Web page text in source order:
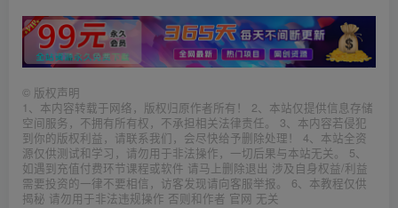
© 版权声明
1、本内容转载于网络，版权归原作者所有！ 2、本站仅提供信息存储
空间服务，不拥有所有权，不承担相关法律责任。 3、本内容若侵犯
到你的版权利益，请联系我们，会尽快给予删除处理！ 4、本站全资
源仅供测试和学习，请勿用于非法操作，一切后果与本站无关。 5、
如遇到充值付费环节课程或软件 请马上删除退出 涉及自身权益/利益
需要投资的一律不要相信，访客发现请向客服举报。 6、本教程仅供
揭秘 请勿用于非法违规操作 否则和作者 官网 无关